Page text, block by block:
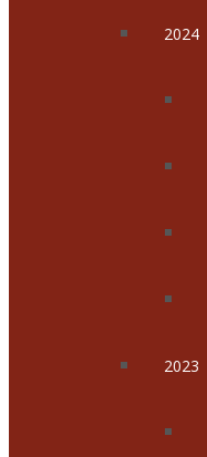
2024
2023